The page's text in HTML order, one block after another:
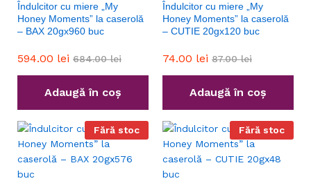
Îndulcitor cu miere „My
Honey Moments” la caserolă
– BAX 20gx960 buc
594.00 lei 684.00lei
Adaugă în coș
Îndulcitor cu miere „My
Honey Moments” la caserolă
– CUTIE 20gx120 buc
74.00 lei 87.00lei
Adaugă în coș
Fără stoc Fără stoc